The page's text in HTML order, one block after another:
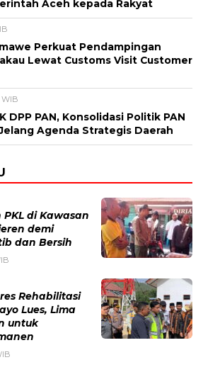
Aceh kepada Rakyat
Perkuat Pendampingan
Lewat Customs Visit Customer
WIB
DPP PAN, Konsolidasi Politik PAN
Agenda Strategis Daerah
di Kawasan
demi
dan Bersih
Rehabilitasi
Lues, Lima
untuk